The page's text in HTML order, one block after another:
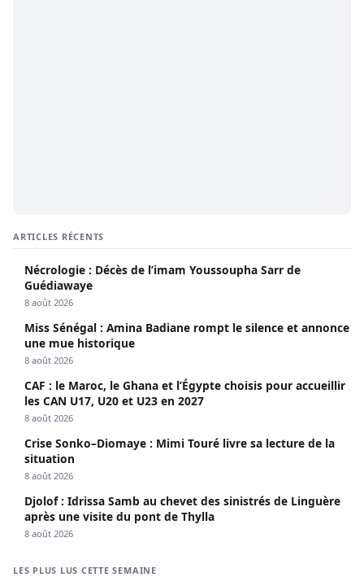
ARTICLES RÉCENTS
Nécrologie : Décès de l’imam Youssoupha Sarr de
Guédiawaye
8 août 2026
Miss Sénégal : Amina Badiane rompt le silence et annonce
une mue historique
8 août 2026
CAF : le Maroc, le Ghana et l’Égypte choisis pour accueillir
les CAN U17, U20 et U23 en 2027
8 août 2026
Crise Sonko–Diomaye : Mimi Touré livre sa lecture de la
situation
8 août 2026
Djolof : Idrissa Samb au chevet des sinistrés de Linguère
après une visite du pont de Thylla
8 août 2026
LES PLUS LUS CETTE SEMAINE